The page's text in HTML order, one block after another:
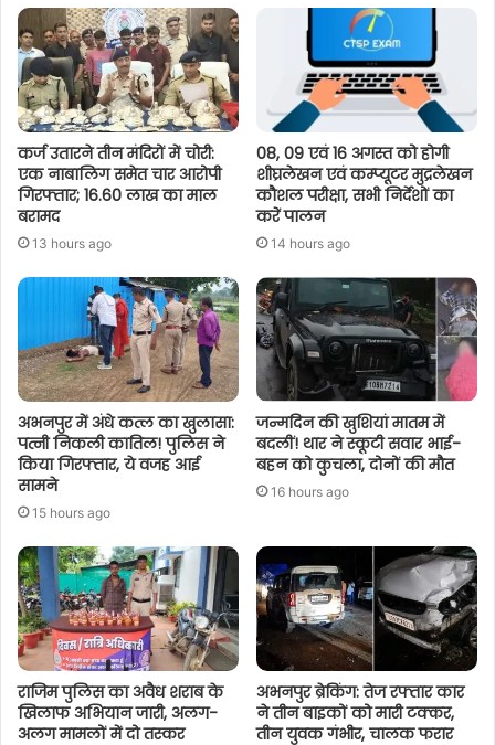
कर्ज उतारने तीन मंदिरों में चोरी:
एक नाबालिग समेत चार आरोपी
गिरफ्तार; 16.60 लाख का माल
बरामद
13 hours ago
08, 09 एवं 16 अगस्त को होगी
शीघ्रलेखन एवं कम्प्यूटर मुद्रलेखन
कौशल परीक्षा, सभी निर्देशों का
करें पालन
14 hours ago
अभनपुर में अंधे कत्ल का खुलासा:
पत्नी निकली कातिल! पुलिस ने
किया गिरफ्तार, ये वजह आई
सामने
15 hours ago
जन्मदिन की खुशियां मातम में
बदलीं! थार ने स्कूटी सवार भाई-
बहन को कुचला, दोनों की मौत
16 hours ago
राजिम पुलिस का अवैध शराब के
खिलाफ अभियान जारी, अलग-
अलग मामलों में दो तस्कर
अभनपुर ब्रेकिंग: तेज रफ्तार कार
ने तीन बाइकों को मारी टक्कर,
तीन युवक गंभीर, चालक फरार